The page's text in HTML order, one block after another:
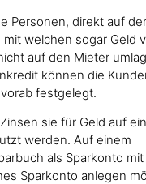
Personen, direkt auf
welchen sogar Geld
auf den Mieter
können die
festgelegt.
sie für Geld auf
werden. Auf einem
als Sparkonto mit
Sparkonto anlegen